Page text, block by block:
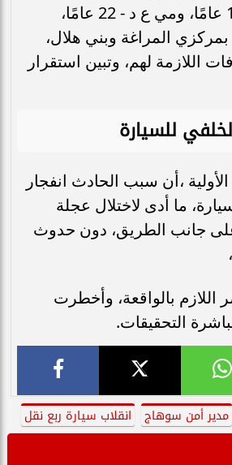
وشاهندة م ج - 19 عامًا، ومي ع د - 22 عامًا،
المراغة وبني هلال،
اللازمة لهم، وتبين استقرار
للسيارة
،أن سبب الحادث انفجار
ما أدى لاختلال عجلة
على جانب الطريق، دون حدوث
اللازم بالواقعة، وأخطرت
التحقيقات.
مدير أمن سوهاج انقلاب سيارة ربع نقل